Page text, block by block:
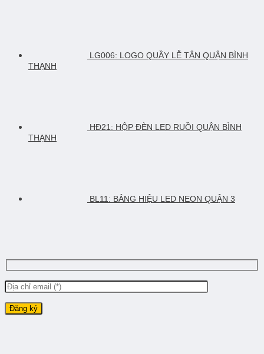
LG006: LOGO QUẦY LỄ TÂN QUẬN BÌNH
THẠNH
HĐ21: HỘP ĐÈN LED RUỒI QUẬN BÌNH
THẠNH
BL11: BẢNG HIỆU LED NEON QUẬN 3